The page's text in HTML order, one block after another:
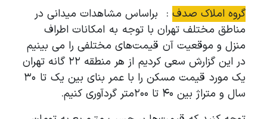
گروه املاک صدف : براساس مشاهدات میدانی در
مناطق مختلف تهران با توجه به امکانات اطراف
منزل و موقعیت آن قیمت‌های مختلفی را می بینیم
در این گزارش سعی کردیم از هر منطقه ۲۲ گانه تهران
یک مورد قیمت مسکن را با عمر بنای بین یک تا ۳۰
سال و متراژ بین 40 تا 200متر گردآوری کنیم.